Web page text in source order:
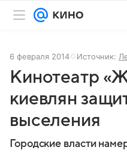
6 февраля 2014 Источник:
Кинотеатр
киевлян
выселения
Городские власти